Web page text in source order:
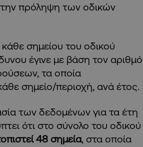
πρόληψη των οδικών
σημείου του οδικού
έγινε με βάση τον αριθμό
τα οποία
σημείο/περιοχή, ανά έτος.
των δεδομένων για τα έτη
ότι στο σύνολο του οδικού
48 σημεία, στα οποία